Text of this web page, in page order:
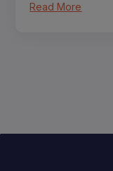
Read More